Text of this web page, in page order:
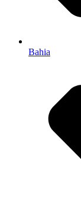
Bahia